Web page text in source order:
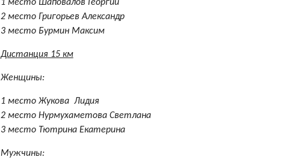
1 место Шаповалов Георгий
2 место Григорьев Александр
3 место Бурмин Максим
Дистанция 15 км
Женщины:
1 место Жукова Лидия
2 место Нурмухаметова Светлана
3 место Тютрина Екатерина
Мужчины: